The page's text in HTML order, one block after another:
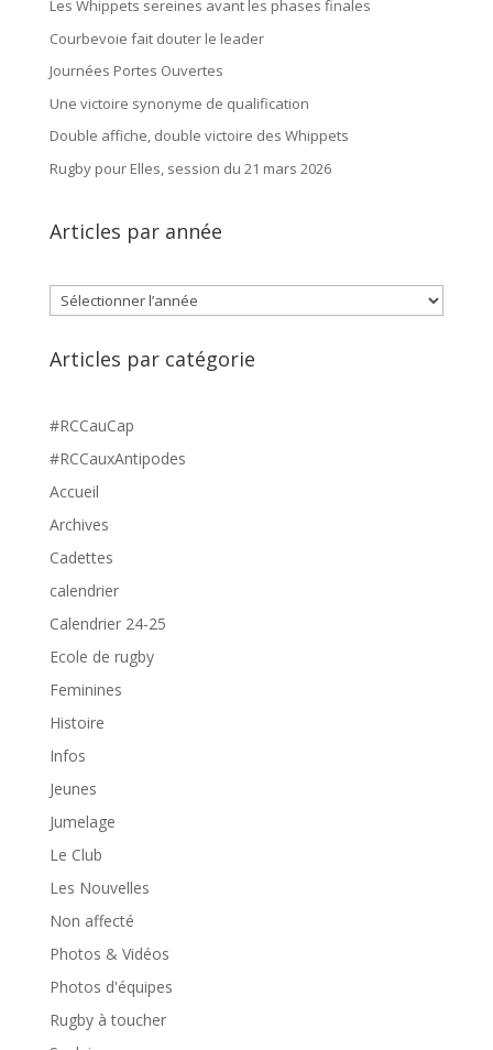
Les Whippets sereines avant les phases finales
Courbevoie fait douter le leader
Journées Portes Ouvertes
Une victoire synonyme de qualification
Double affiche, double victoire des Whippets
Rugby pour Elles, session du 21 mars 2026
Articles par année
Archives
Articles par catégorie
#RCCauCap
#RCCauxAntipodes
Accueil
Archives
Cadettes
calendrier
Calendrier 24-25
Ecole de rugby
Feminines
Histoire
Infos
Jeunes
Jumelage
Le Club
Les Nouvelles
Non affecté
Photos & Vidéos
Photos d'équipes
Rugby à toucher